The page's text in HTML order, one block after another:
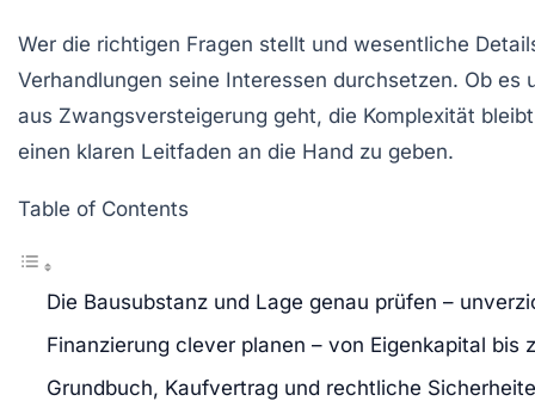
Wer die richtigen Fragen stellt und wesentliche
Verhandlungen seine Interessen durchsetzen. Ob
aus Zwangsversteigerung geht, die Komplexität
einen klaren Leitfaden an die Hand zu geben.
Table of Contents
Die Bausubstanz und Lage genau prüfen –
Finanzierung clever planen – von Eigenkapital bis
Grundbuch, Kaufvertrag und rechtliche